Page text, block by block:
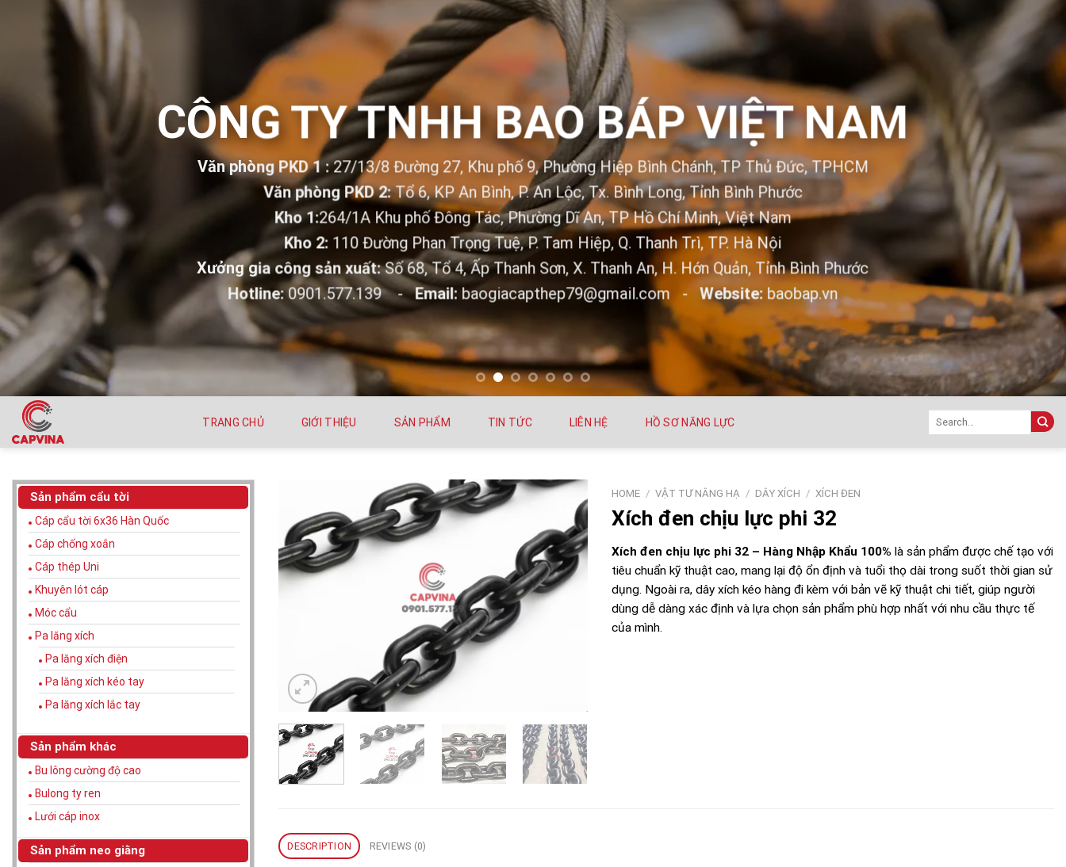
CÔNG TY TNHH BAO BÁP VIỆT NAM
Văn phòng PKD 1 :27/13/8 Đường 27, Khu phố 9, Phường Hiệp Bình Chánh, TP Thủ Đức, TPHCM
Văn phòng PKD 2:Tổ 6, KP An Bình, P. An Lộc, Tx. Bình Long, Tỉnh Bình Phước
Kho 1:264/1A Khu phố Đông Tác, Phường Dĩ An, TP Hồ Chí Minh, Việt Nam
Kho 2:110 Đường Phan Trọng Tuệ, P. Tam Hiệp, Q. Thanh Trì, TP. Hà Nội
Xưởng gia công sản xuất:Số 68, Tổ 4, Ấp Thanh Sơn, X. Thanh An, H. Hớn Quản, Tỉnh Bình Phước
Hotline:0901.577.139 -Email: baogiacapthep79@gmail.com -Website: baobap.vn
TRANG CHỦ GIỚI THIỆU SẢN PHẨM TIN TỨC LIÊN HỆ HỒ SƠ NĂNG LỰC
Sản phẩm cẩu tời
Cáp cẩu tời 6x36 Hàn Quốc
Cáp chống xoắn
Cáp thép Uni
Khuyên lót cáp
Móc cẩu
Pa lăng xích
Pa lăng xích điện
Pa lăng xích kéo tay
Pa lăng xích lắc tay
Sản phẩm khác
Bu lông cường độ cao
Bulong ty ren
Lưới cáp inox
Sản phẩm neo giằng
HOME / VẬT TƯ NÂNG HẠ / DÂY XÍCH / XÍCH ĐEN
Xích đen chịu lực phi 32
Xích đen chịu lực phi 32 – Hàng Nhập Khẩu 100% là sản phẩm được chế tạo với
tiêu chuẩn kỹ thuật cao, mang lại độ ổn định và tuổi thọ dài trong suốt thời gian sử
dụng. Ngoài ra, dây xích kéo hàng đi kèm với bản vẽ kỹ thuật chi tiết, giúp người
dùng dễ dàng xác định và lựa chọn sản phẩm phù hợp nhất với nhu cầu thực tế
của mình.
DESCRIPTION REVIEWS (0)